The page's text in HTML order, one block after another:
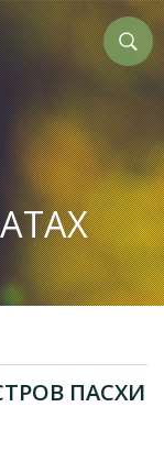
ПАСХИ